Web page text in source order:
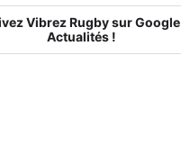
Vibrez Rugby sur Google
Actualités !